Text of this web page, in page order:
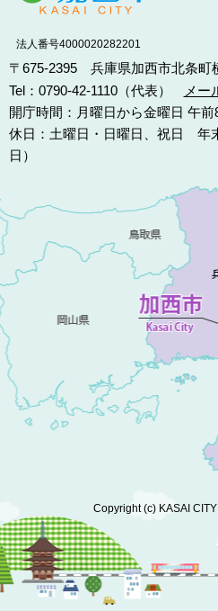
法人番号4000020282201
〒675-2395 兵庫県加西市北条町
Tel：0790-42-1110（代表）
メー
開庁時間：月曜日から金曜日 午
休日：土曜日・日曜日、祝日 年
日）
Copyright (c) KASAI